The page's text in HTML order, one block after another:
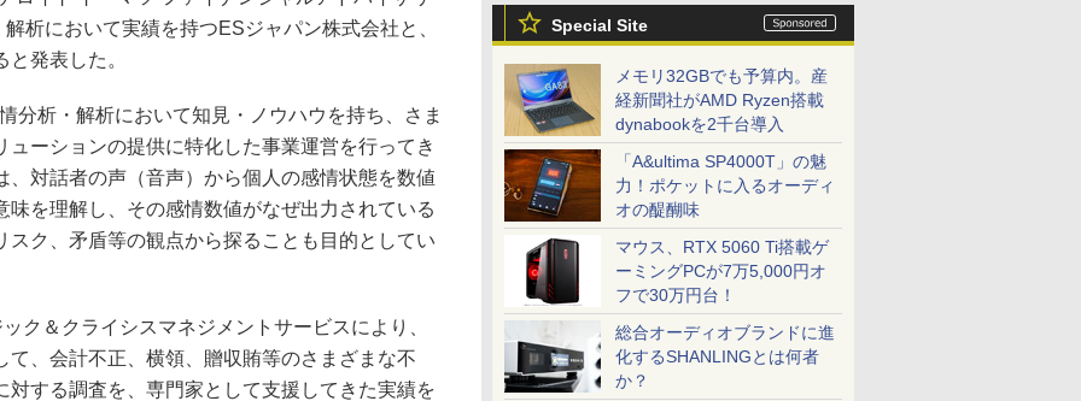
Special Site
メモリ32GBでも予算内。産
経新聞社がAMD Ryzen搭載
dynabookを2千台導入
「A&ultima SP4000T」の魅
力！ポケットに入るオーディ
オの醍醐味
マウス、RTX 5060 Ti搭載ゲ
ーミングPCが7万5,000円オ
フで30万円台！
総合オーディオブランドに進
化するSHANLINGとは何者
か？
析において実績を持つESジャパン株式会社と、
発表した。
析・解析において知見・ノウハウを持ち、さま
ーションの提供に特化した事業運営を行ってき
、対話者の声（音声）から個人の感情状態を数値
を理解し、その感情数値がなぜ出力されている
スク、矛盾等の観点から探ることも目的としてい
＆クライシスマネジメントサービスにより、
て、会計不正、横領、贈収賄等のさまざまな不
対する調査を、専門家として支援してきた実績を